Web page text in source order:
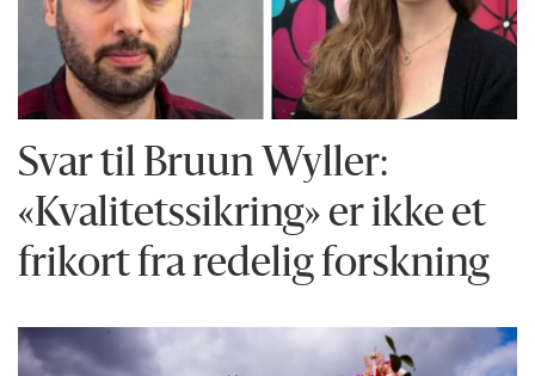
Svar til Bruun Wyller:
«Kvalitetssikring» er ikke et
frikort fra redelig forskning